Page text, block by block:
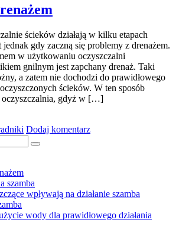
ścieków działają w kilku etapach
gdy zaczną się problemy z drenażem.
w użytkowaniu oczyszczalni
gnilnym jest zapchany drenaż. Taki
a zatem nie dochodzi do prawidłowego
ścieków. W ten sposób
oczyszczalnia, gdyż w […]
Dodaj komentarz
szamba
wpływają na działanie szamba
wody dla prawidłowego działania